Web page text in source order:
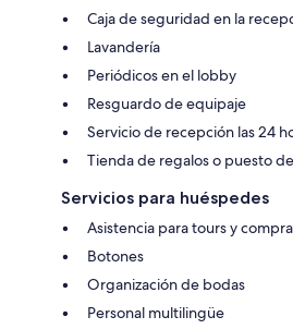
Caja de seguridad en la
Lavandería
Periódicos en el lobby
Resguardo de equipaje
Servicio de recepción las 24
Tienda de regalos o puesto
Servicios para huéspedes
Asistencia para tours y
Botones
Organización de bodas
Personal multilingüe